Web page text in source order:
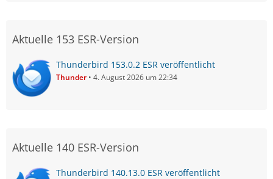
Aktuelle 153 ESR-Version
Thunderbird 153.0.2 ESR veröffentlicht
Thunder 4. August 2026 um 22:34
Aktuelle 140 ESR-Version
Thunderbird 140.13.0 ESR veröffentlicht